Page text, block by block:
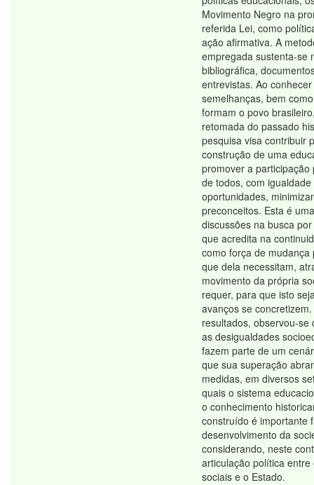
Movimento Negro na
referida Lei, como
ação afirmativa. A
empregada sustenta-se
bibliográfica,
entrevistas. Ao
semelhanças, bem
formam o povo
retomada do passado
pesquisa visa contribuir
construção de uma
promover a participação
de todos, com igualdade
oportunidades,
preconceitos. Esta é
discussões na busca
que acredita na
como força de mudança
que dela necessitam,
movimento da própria
requer, para que isto
avanços se
resultados, observou-se
as desigualdades
fazem parte de um
que sua superação
medidas, em diversos
quais o sistema
o conhecimento
construído é importante
desenvolvimento da
considerando, neste
articulação política
sociais e o Estado.